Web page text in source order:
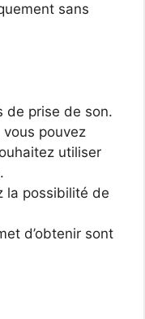
sans
de prise de son.
vous pouvez
utiliser
la possibilité de
d’obtenir sont